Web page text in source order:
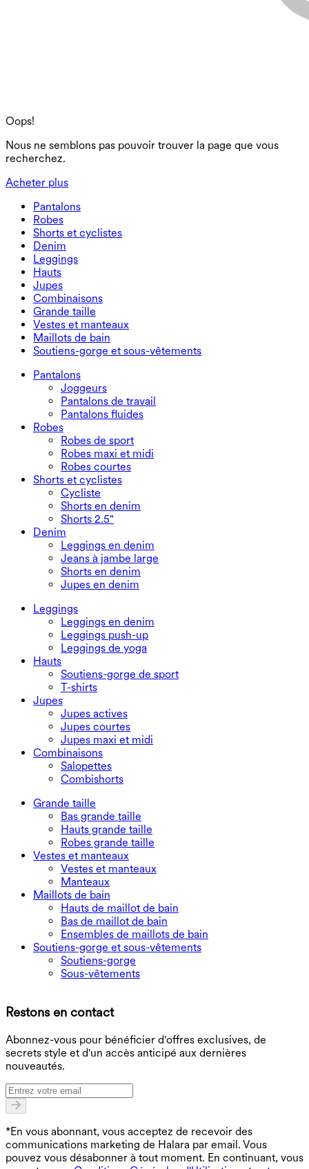
Oops!
Nous ne semblons pas pouvoir trouver la page que vous
recherchez.
Acheter plus
Pantalons
Pantalons
Joggeurs
Pantalons de travail
Pantalons fluides
Robes
Robes
Robes de sport
Robes maxi et midi
Robes courtes
Shorts et cyclistes
Shorts et cyclistes
Cycliste
Shorts en denim
Shorts 2.5"
Denim
Denim
Leggings en denim
Jeans à jambe large
Shorts en denim
Jupes en denim
Leggings
Leggings
Leggings en denim
Leggings push-up
Leggings de yoga
Hauts
Hauts
Soutiens-gorge de sport
T-shirts
Jupes
Jupes
Jupes actives
Jupes courtes
Jupes maxi et midi
Combinaisons
Combinaisons
Salopettes
Combishorts
Grande taille
Grande taille
Bas grande taille
Hauts grande taille
Robes grande taille
Vestes et manteaux
Vestes et manteaux
Vestes et manteaux
Manteaux
Maillots de bain
Maillots de bain
Hauts de maillot de bain
Bas de maillot de bain
Ensembles de maillots de bain
Soutiens-gorge et sous-vêtements
Soutiens-gorge et sous-vêtements
Soutiens-gorge
Sous-vêtements
Pantalons
Joggeurs
Pantalons de travail
Pantalons fluides
Robes
Robes de sport
Robes maxi et midi
Robes courtes
Shorts et cyclistes
Cycliste
Shorts en denim
Shorts 2.5"
Denim
Leggings en denim
Jeans à jambe large
Shorts en denim
Jupes en denim
Leggings
Leggings en denim
Leggings push-up
Leggings de yoga
Hauts
Soutiens-gorge de sport
T-shirts
Jupes
Jupes actives
Jupes courtes
Jupes maxi et midi
Combinaisons
Salopettes
Combishorts
Grande taille
Bas grande taille
Hauts grande taille
Robes grande taille
Vestes et manteaux
Vestes et manteaux
Manteaux
Maillots de bain
Hauts de maillot de bain
Bas de maillot de bain
Ensembles de maillots de bain
Soutiens-gorge et sous-vêtements
Soutiens-gorge
Sous-vêtements
Restons en contact
Abonnez-vous pour bénéficier d'offres exclusives, de
secrets style et d'un accès anticipé aux dernières
nouveautés.
*En vous abonnant, vous acceptez de recevoir des
communications marketing de Halara par email. Vous
pouvez vous désabonner à tout moment. En continuant, vous